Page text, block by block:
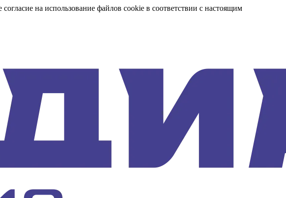
на использование файлов cookie в соответствии с настоящим